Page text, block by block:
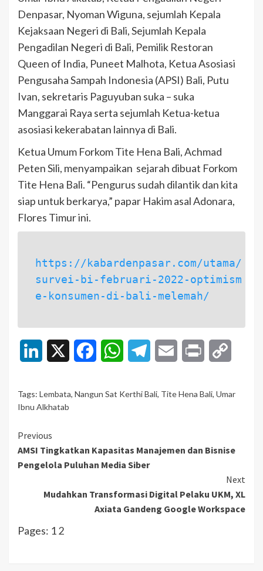
Denpasar, Nyoman Wiguna, sejumlah Kepala
Kejaksaan Negeri di Bali, Sejumlah Kepala
Pengadilan Negeri di Bali, Pemilik Restoran
Queen of India, Puneet Malhota, Ketua Asosiasi
Pengusaha Sampah Indonesia (APSI) Bali, Putu
Ivan, sekretaris Paguyuban suka – suka
Manggarai Raya serta sejumlah Ketua-ketua
asosiasi kekerabatan lainnya di Bali.
Ketua Umum Forkom Tite Hena Bali, Achmad
Peten Sili, menyampaikan sejarah dibuat Forkom
Tite Hena Bali. “Pengurus sudah dilantik dan kita
siap untuk berkarya,” papar Hakim asal Adonara,
Flores Timur ini.
https://kabardenpasar.com/utama/
survei-bi-februari-2022-optimism
e-konsumen-di-bali-melemah/
LinkedIn FacebookWhatsAppTelegramEmail Print
Tags: Lembata, Nangun Sat Kerthi Bali, Tite Hena Bali, Umar
Ibnu Alkhatab
Continue
Reading
Previous
AMSI Tingkatkan Kapasitas Manajemen dan Bisnise
Pengelola Puluhan Media Siber
Next
Mudahkan Transformasi Digital Pelaku UKM, XL
Axiata Gandeng Google Workspace
Pages: 12